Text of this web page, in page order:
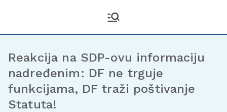
Reakcija na SDP-ovu informaciju
nadređenim: DF ne trguje
funkcijama, DF traži poštivanje
Statuta!